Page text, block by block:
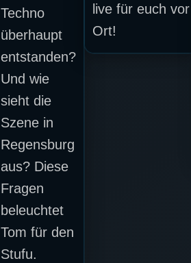
Techno
überhaupt
entstanden?
Und wie
sieht die
Szene in
Regensburg
aus? Diese
Fragen
beleuchtet
Tom für den
Stufu.
live für euch vor
Ort!